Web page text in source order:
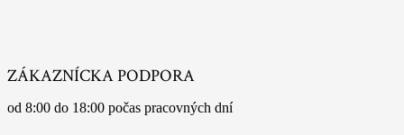
ZÁKAZNÍCKA PODPORA
od 8:00 do 18:00 počas pracovných dní